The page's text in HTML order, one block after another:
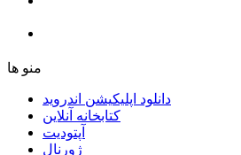
ﻣﻨﻮ ﻫﺎ
دانلود اپلیکیشن اندروید
ﮐﺘﺎﺑﺨﺎﻧﻪ ﺁﻧﻼﯾﻦ
ﺁﭘﺘﻮﺩﯾﺖ
ﮊﻭﺭﻧﺎﻝ